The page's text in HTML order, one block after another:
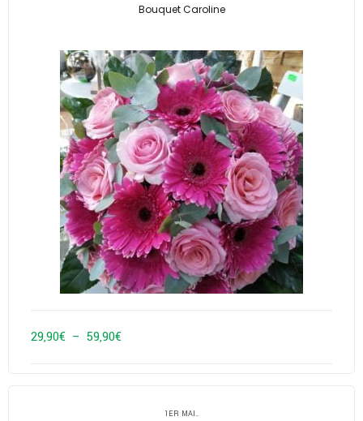
Bouquet Caroline
29,90€ – 59,90€Plage
1ER MAI..